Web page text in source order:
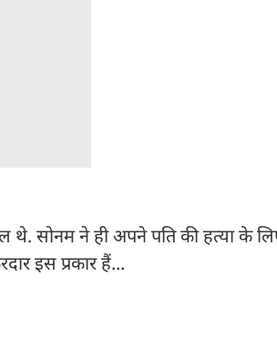
सोनम ने ही अपने पति की हत्या के
इस प्रकार हैं...